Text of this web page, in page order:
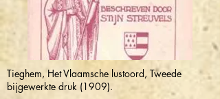
Tieghem, Het Vlaamsche lustoord, Tweede
bijgewerkte druk (1909).